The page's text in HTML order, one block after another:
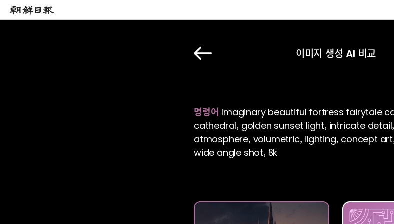
이미지 생성 AI 비교
명령어 Imaginary beautiful fortress fairytale
cathedral, golden sunset light, intricate
atmosphere, volumetric, lighting, concept
wide angle shot, 8k